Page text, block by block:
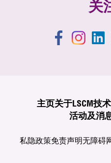
关
主页关于LSCM技
活动及消
私隐政策免责声明无障碍